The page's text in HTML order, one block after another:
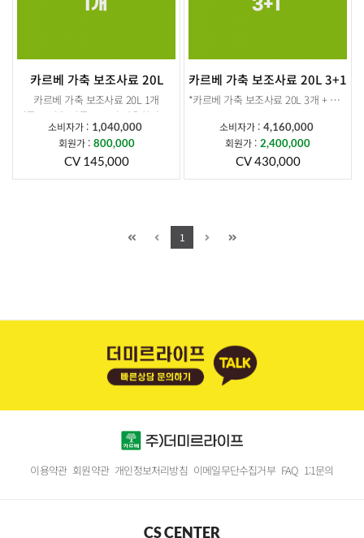
카르베 가축 보조사료 20L
카르베 가축 보조사료 20L 1개
말통 뚜껑은 말통 오프너 사용하셔야 개봉됩니다.
소비자가 : 1,040,000
회원가 : 800,000
CV 145,000
카르베 가축 보조사료 20L 3+1
*카르베 가축 보조사료 20L 3개 + 추가증정 20L 1개 *
소비자가 : 4,160,000
회원가 : 2,400,000
CV 430,000
1
이용약관 회원약관 개인정보처리방침 이메일무단수집거부 FAQ 1:1문의
CS CENTER